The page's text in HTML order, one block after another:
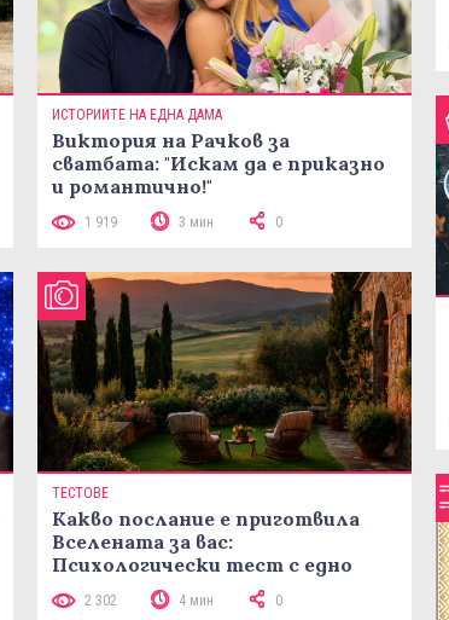
ИСТОРИИТЕ НА ЕДНА ДАМА
Виктория на Рачков за
сватбата: "Искам да е приказно
и романтично!"
1 919 3 мин 0
ТЕСТОВЕ
Какво послание е приготвила
Вселената за вас:
Психологически тест с едно
2 302 4 мин 0